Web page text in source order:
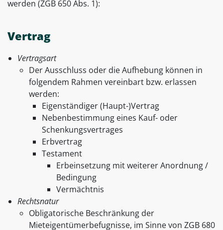
werden (ZGB 650 Abs. 1):
Vertrag
Vertragsart
Der Ausschluss oder die Aufhebung können in
folgendem Rahmen vereinbart bzw. erlassen
werden:
Eigenständiger (Haupt-)Vertrag
Nebenbestimmung eines Kauf- oder
Schenkungsvertrages
Erbvertrag
Testament
Erbeinsetzung mit weiterer Anordnung /
Bedingung
Vermächtnis
Rechtsnatur
Obligatorische Beschränkung der
Mieteigentümerbefugnisse, im Sinne von ZGB 680